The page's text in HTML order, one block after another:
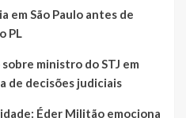
em São Paulo antes de
PL
ministro do STJ em
de decisões judiciais
Éder Militão emociona